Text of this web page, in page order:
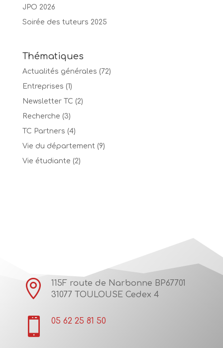
JPO 2026
Soirée des tuteurs 2025
Thématiques
Actualités générales (72)
Entreprises (1)
Newsletter TC (2)
Recherche (3)
TC Partners (4)
Vie du département(9)
Vie étudiante (2)

115F route de Narbonne BP67701
31077 TOULOUSE Cedex 4
 05 62 25 81 50